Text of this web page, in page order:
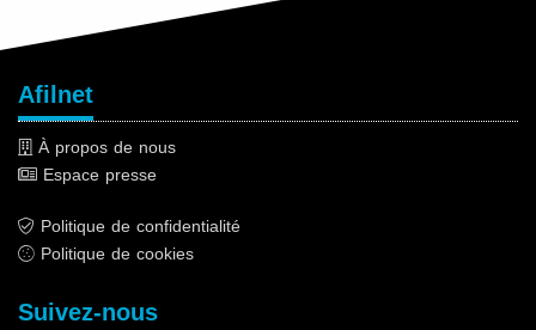
Afilnet
À propos de nous
Espace presse
Politique de confidentialité
Politique de cookies
Suivez-nous